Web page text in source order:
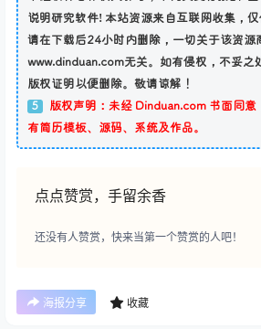
说明研究软件! 本站资源来自互联网收集，
请在下载后24小时内删除，一切关于该资源
www.dinduan.com无关。如有侵权，不妥之
版权证明以便删除。敬请谅解！
5
版权声明：未经 Dinduan.com 书面同
有简历模板、源码、系统及作品。
点点赞赏，手留余香
还没有人赞赏，快来当第一个赞赏的人吧！
海报分享 收藏